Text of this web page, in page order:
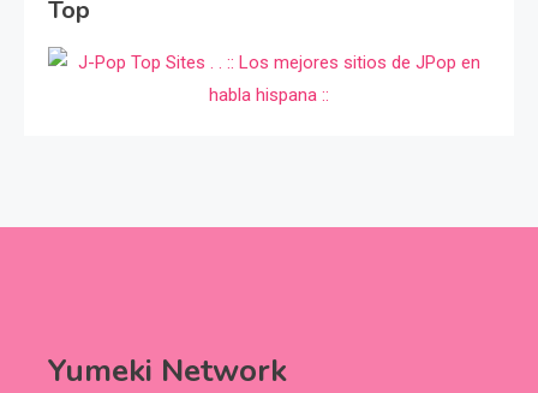
Top
Yumeki Network